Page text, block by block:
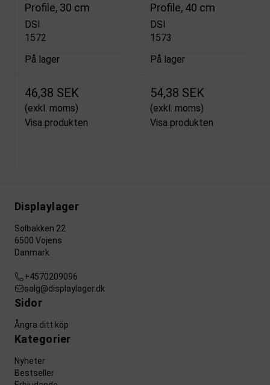
Profile, 30 cm
DSI
1572
På lager
46,38 SEK
(exkl. moms)
Visa produkten
Profile, 40 cm
DSI
1573
På lager
54,38 SEK
(exkl. moms)
Visa produkten
Displaylager
Solbakken 22
6500 Vojens
Danmark
+4570209096
salg@displaylager.dk
Sidor
Ångra ditt köp
Kategorier
Nyheter
Bestseller